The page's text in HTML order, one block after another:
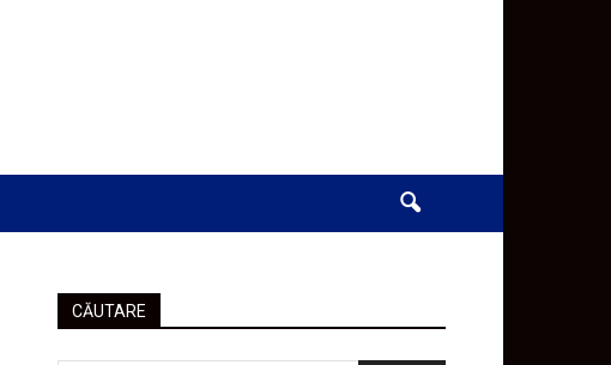
CĂUTARE